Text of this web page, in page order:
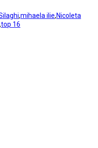
,mihaela ilie,Nicoleta
,top 16